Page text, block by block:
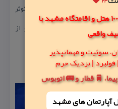
🎁 امکان رزرو بیش از 1000 هتل و اقامتگاه مشهد با
سوئیت و مهمانپذیر
🚆 قطار و 🚌 اتوبوس
های مشهد
سیمرغ، هتل شباویز و هتل كوثر
هتل‌ها تا آكواریوم دارند و از
كیش